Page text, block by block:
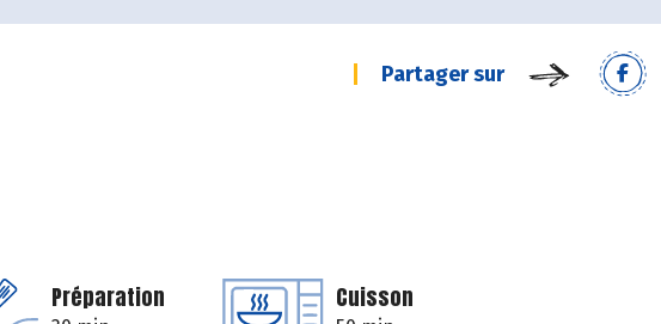
Partager sur
Préparation Cuisson